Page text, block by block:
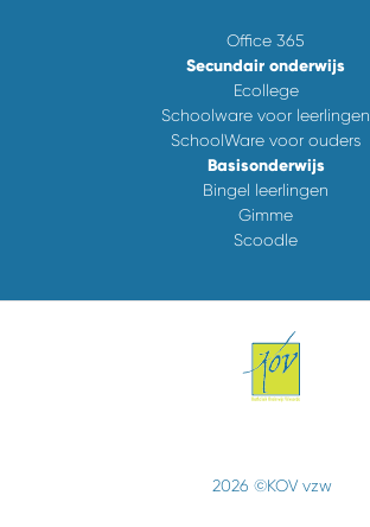
Office 365
Secundair onderwijs
Ecollege
Schoolware voor leerlingen
SchoolWare voor ouders
Basisonderwijs
Bingel leerlingen
Gimme
Scoodle
2026 ©KOV vzw